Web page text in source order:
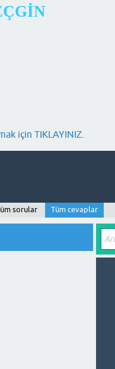
için TIKLAYINIZ.
sorular Tüm cevaplar